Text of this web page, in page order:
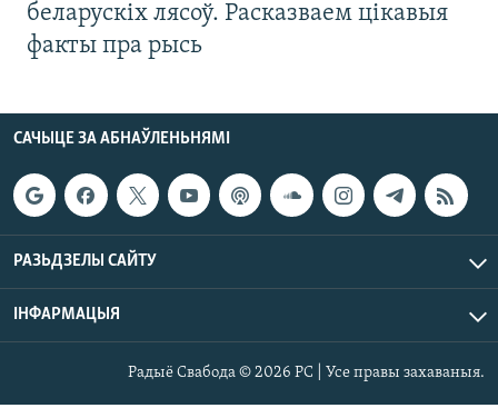
беларускіх лясоў. Расказваем цікавыя
факты пра рысь
САЧЫЦЕ ЗА АБНАЎЛЕНЬНЯМІ
РАЗЬДЗЕЛЫ САЙТУ
ІНФАРМАЦЫЯ
Радыё Свабода © 2026 РС | Усе правы захаваныя.